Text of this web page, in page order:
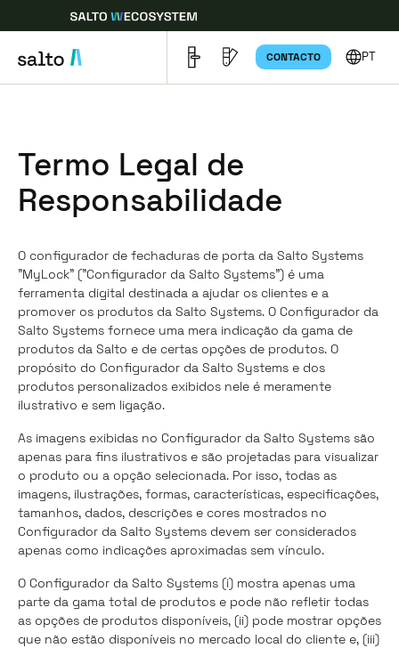
A minha
CONTACTO PT
NL
Termo Legal de
Responsabilidade
O configurador de fechaduras de porta da Salto Systems
"MyLock" ("Configurador da Salto Systems") é uma
ferramenta digital destinada a ajudar os clientes e a
promover os produtos da Salto Systems. O Configurador da
Salto Systems fornece uma mera indicação da gama de
produtos da Salto e de certas opções de produtos. O
propósito do Configurador da Salto Systems e dos
produtos personalizados exibidos nele é meramente
ilustrativo e sem ligação.
As imagens exibidas no Configurador da Salto Systems são
apenas para fins ilustrativos e são projetadas para visualizar
o produto ou a opção selecionada. Por isso, todas as
imagens, ilustrações, formas, características, especificações,
tamanhos, dados, descrições e cores mostrados no
Configurador da Salto Systems devem ser considerados
apenas como indicações aproximadas sem vínculo.
O Configurador da Salto Systems (i) mostra apenas uma
parte da gama total de produtos e pode não refletir todas
as opções de produtos disponíveis, (ii) pode mostrar opções
que não estão disponíveis no mercado local do cliente e, (iii)